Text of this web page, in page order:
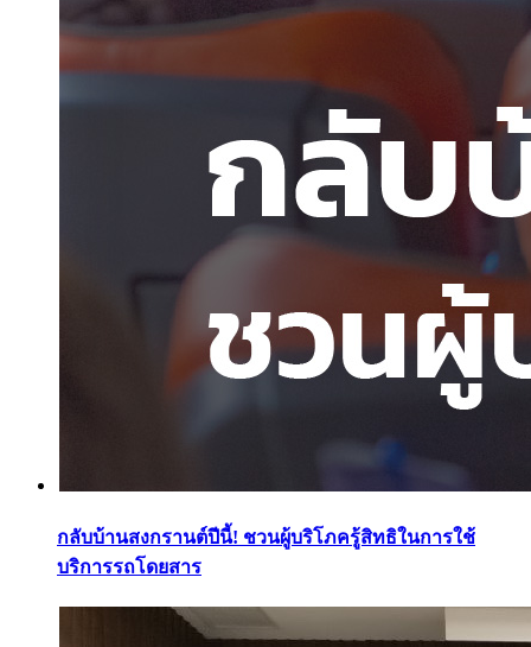
กลับบ้านสงกรานต์ปีนี้! ชวนผู้บริโภครู้สิทธิในการใช้
บริการรถโดยสาร